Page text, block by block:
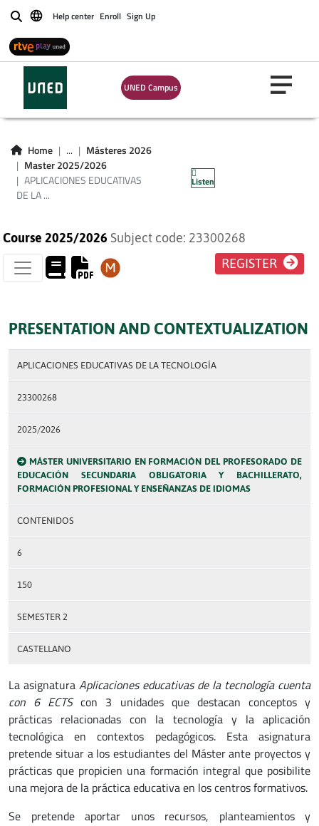
BuscarHelp center Enroll Sign Up
UNED Campus
Home ...
Másteres 2026
Master 2025/2026
APLICACIONES EDUCATIVAS
DE LA ...
Listen
APLICACIONES
EDUCATIVAS DE LA
TECNOLOGÍA
Course 2025/2026 Subject code: 23300268
REGISTER
PRESENTATION AND CONTEXTUALIZATION
APLICACIONES EDUCATIVAS DE LA TECNOLOGÍA
23300268
2025/2026
MÁSTER UNIVERSITARIO EN FORMACIÓN DEL PROFESORADO DE
EDUCACIÓN SECUNDARIA OBLIGATORIA Y BACHILLERATO,
FORMACIÓN PROFESIONAL Y ENSEÑANZAS DE IDIOMAS
CONTENIDOS
6
150
SEMESTER 2
CASTELLANO
La asignatura Aplicaciones educativas de la tecnología cuenta
con 6 ECTScon 3 unidades que destacan conceptos y
prácticas relacionadas con la tecnología y la aplicación
tecnológica en contextos pedagógicos. Esta asignatura
pretende situar a los estudiantes del Máster ante proyectos y
prácticas que propicien una formación integral que posibilite
una mejora de la práctica educativa en los centros formativos.
Se pretende aportar unos recursos, planteamientos y